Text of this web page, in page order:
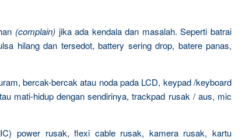
(complain) jika ada kendala dan masalah. Seperti batrai
hilang dan tersedot, battery sering drop, batere panas,
bercak-bercak atau noda pada LCD, keypad /keyboard
mati-hidup dengan sendirinya, trackpad rusak / aus, mic
power rusak, flexi cable rusak, kamera rusak, kartu